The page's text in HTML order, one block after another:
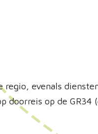
evenals
doorreis op de